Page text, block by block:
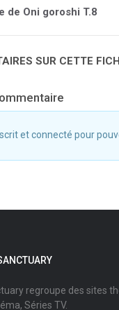
de Oni goroshi T.8
SUR CETTE
et connecté pour
regroupe des sites
Séries TV.